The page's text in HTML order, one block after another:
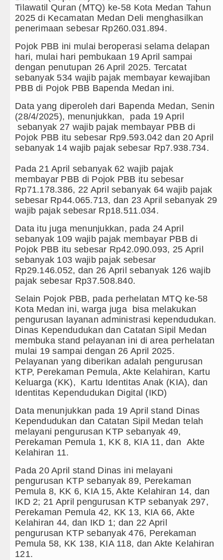
AC Milan Hanya Bermain Imbang dengan Inter
Bayern Munich vs Aston Villa Laga Persahabatan
Komisi D DPRDSU Ikut Gubsu Bobby Nasution
LGB Minus T dan Q Sebagai Orientasi Seksual
Danrem 011 Lilawangsa Brigjen TNI Ali Imran
Era Baru Pengobatan Pasien Kanker Paru di
Rico Waas Nonaktifkan Lurah AUR, Tegaskan Tak
Arsenal Dibungkam Real Betis pada Laga
Chelsea Tumbang Ditekuk Juventus pada Laga
AC Milan Hanya Bermain Imbang dengan Inter
Bayern Munich vs Aston Villa Laga Persahabatan
Komisi D DPRDSU Ikut Gubsu Bobby Nasution
LGB Minus T dan Q Sebagai Orientasi Seksual
Danrem 011 Lilawangsa Brigjen TNI Ali Imran
Aceh
Tilawatil Quran (MTQ) ke-58 Kota Medan Tahun
2025 di Kecamatan Medan Deli menghasilkan
penerimaan sebesar Rp260.031.894.
Pojok PBB ini mulai beroperasi selama delapan
hari, mulai hari pembukaan 19 April sampai
dengan penutupan 26 April 2025. Tercatat
sebanyak 534 wajib pajak membayar kewajiban
PBB di Pojok PBB Bapenda Medan ini.
Data yang diperoleh dari Bapenda Medan, Senin
(28/4/2025), menunjukkan, pada 19 April
sebanyak 27 wajib pajak membayar PBB di
Pojok PBB itu sebesar Rp9.593.042 dan 20 April
sebanyak 14 wajib pajak sebesar Rp7.938.734.
Pada 21 April sebanyak 62 wajib pajak
membayar PBB di Pojok PBB itu sebesar
Rp71.178.386, 22 April sebanyak 64 wajib pajak
sebesar Rp44.065.713, dan 23 April sebanyak 29
wajib pajak sebesar Rp18.511.034.
Data itu juga menunjukkan, pada 24 April
sebanyak 109 wajib pajak membayar PBB di
Pojok PBB itu sebesar Rp42.090.093, 25 April
sebanyak 103 wajib pajak sebesar
Rp29.146.052, dan 26 April sebanyak 126 wajib
pajak sebesar Rp37.508.840.
Selain Pojok PBB, pada perhelatan MTQ ke-58
Kota Medan ini, warga juga bisa melakukan
pengurusan layanan administrasi kependudukan.
Dinas Kependudukan dan Catatan Sipil Medan
membuka stand pelayanan ini di area perhelatan
mulai 19 sampai dengan 26 April 2025.
Pelayanan yang diberikan adalah pengurusan
KTP, Perekaman Pemula, Akte Kelahiran, Kartu
Keluarga (KK), Kartu Identitas Anak (KIA), dan
Identitas Kependudukan Digital (IKD)
Data menunjukkan pada 19 April stand Dinas
Kependudukan dan Catatan Sipil Medan telah
melayani pengurusan KTP sebanyak 49,
Perekaman Pemula 1, KK 8, KIA 11, dan Akte
Kelahiran 11.
Pada 20 April stand Dinas ini melayani
pengurusan KTP sebanyak 89, Perekaman
Pemula 8, KK 6, KIA 15, Akte Kelahiran 14, dan
IKD 2; 21 April pengurusan KTP sebanyak 297,
Perekaman Pemula 42, KK 13, KIA 66, Akte
Kelahiran 44, dan IKD 1; dan 22 April
pengurusan KTP sebanyak 476, Perekaman
Pemula 58, KK 138, KIA 118, dan Akte Kelahiran
121.